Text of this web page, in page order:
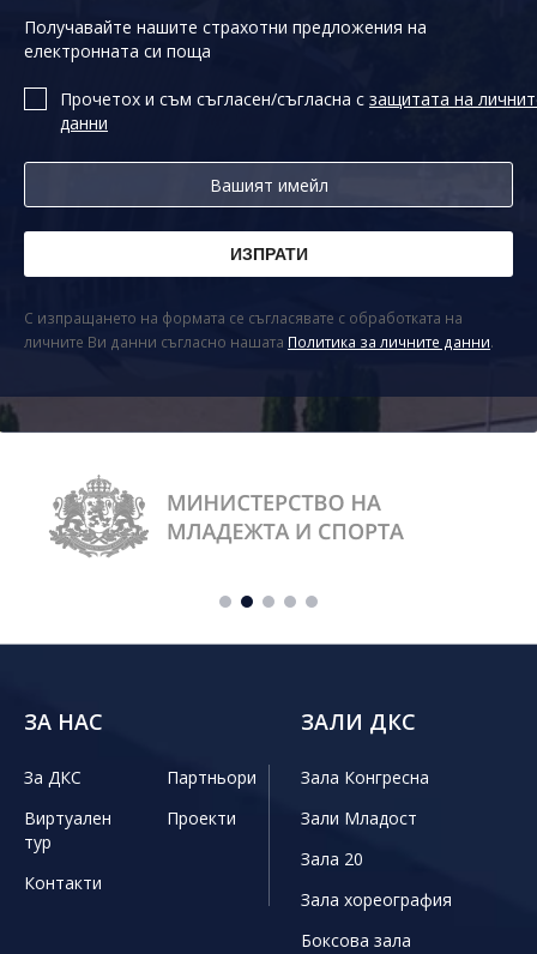
Получавайте нашите страхотни предложения на
електронната си поща
Прочетох и съм съгласен/съгласна с защитата на
данни
С изпращането на формата се съгласявате с обработката на
личните Ви данни съгласно нашата Политика за личните данни.
ЗА НАС
За ДКС
Партньори
Виртуален
тур
Проекти
Контакти
ЗАЛИ ДКС
Зала Конгресна
Зали Младост
Зала 20
Зала хореография
Боксова зала